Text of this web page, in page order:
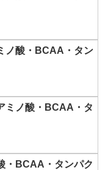
ノ酸・BCAA・タン
ミノ酸・BCAA・タ
・BCAA・タンパク